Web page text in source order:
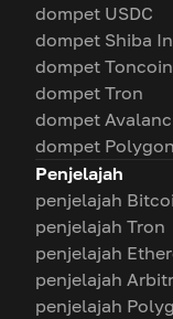
dompet USDC
dompet Shiba
dompet Toncoin
dompet Tron
dompet
dompet Polygon
Penjelajah
penjelajah
penjelajah Tron
penjelajah
penjelajah
penjelajah